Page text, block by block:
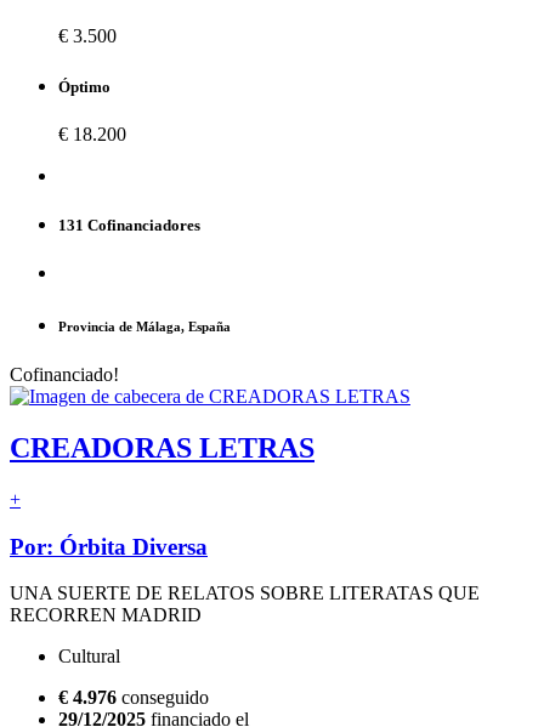
€ 3.500
Óptimo
€ 18.200
131 Cofinanciadores
Provincia de Málaga, España
Cofinanciado!
CREADORAS LETRAS
+
Por: Órbita Diversa
UNA SUERTE DE RELATOS SOBRE LITERATAS QUE
RECORREN MADRID
Cultural
€ 4.976 conseguido
29/12/2025 financiado el